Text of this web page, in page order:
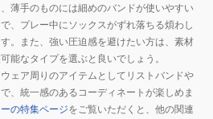
薄手のものには細めのバンドが使いやすい
、プレー中にソックスがずれ落ちる煩わし
。また、強い圧迫感を避けたい方は、素材
能なタイプを選ぶと良いでしょう。
ェア周りのアイテムとしてリストバンドや
、統一感のあるコーディネートが楽しめま
の特集ページをご覧いただくと、他の関連